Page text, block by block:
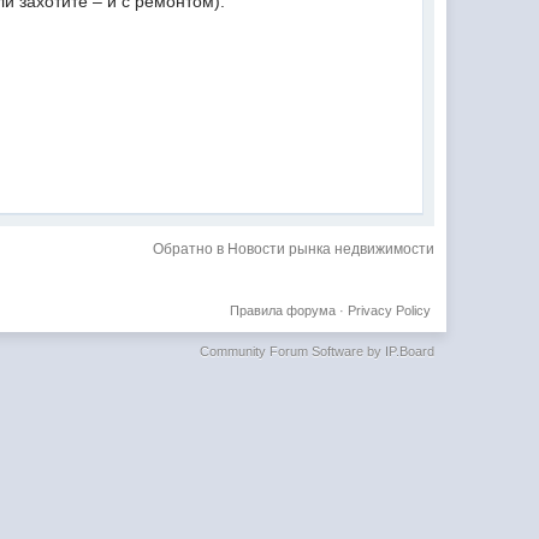
Обратно в Новости рынка недвижимости
Privacy Policy
Правила форума·
Community Forum Software by IP.Board